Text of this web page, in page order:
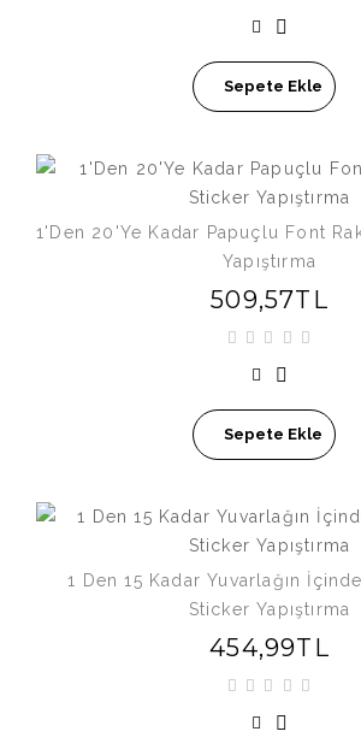
Sepete Ekle
1'Den 20'Ye Kadar Papuçlu Font
Yapıştırma
509,57TL
Sepete Ekle
1 Den 15 Kadar Yuvarlağın
Sticker Yapıştırma
454,99TL